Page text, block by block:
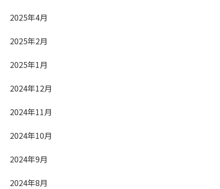
2025年4月
2025年2月
2025年1月
2024年12月
2024年11月
2024年10月
2024年9月
2024年8月